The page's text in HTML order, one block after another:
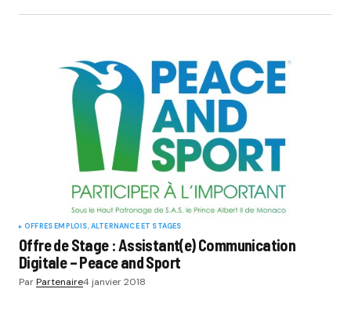
OFFRES EMPLOIS, ALTERNANCE ET STAGES
Offre de Stage : Assistant(e) Communication
Digitale – Peace and Sport
ParPartenaire4 janvier 2018